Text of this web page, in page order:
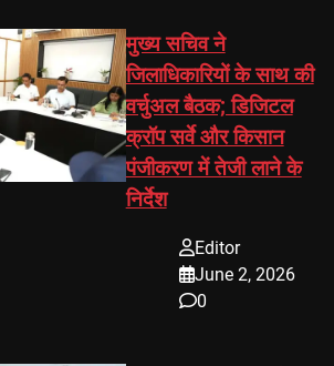
मुख्य सचिव ने
जिलाधिकारियों के साथ की
वर्चुअल बैठक; डिजिटल
क्रॉप सर्वे और किसान
पंजीकरण में तेजी लाने के
निर्देश
Editor
June 2, 2026
0